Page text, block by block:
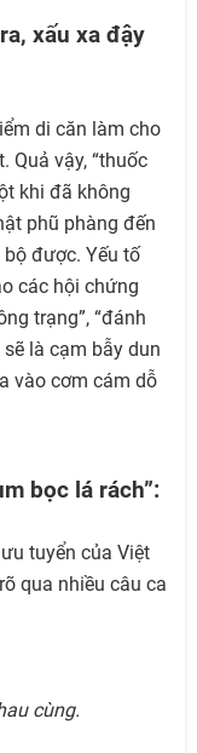
xấu xa đậy
di căn làm cho
Quả vậy, “thuốc
khi đã không
phũ phàng đến
được. Yếu tố
các hội chứng
trạng”, “đánh
là cạm bẫy dun
vào cơm cám dỗ
bọc lá rách”:
tuyển của Việt
qua nhiều câu ca
cùng.